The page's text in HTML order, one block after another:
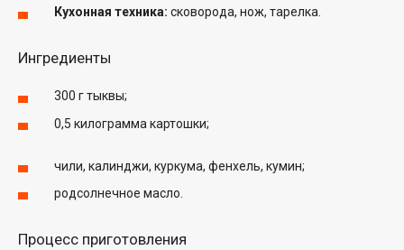
Кухонная техника: сковорода, нож, тарелка.
Ингредиенты
300 г тыквы;
0,5 килограмма картошки;
чили, калинджи, куркума, фенхель, кумин;
родсолнечное масло.
Процесс приготовления